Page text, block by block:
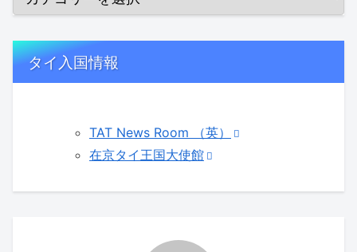
タイ入国情報
TAT News Room （英）
在京タイ王国大使館